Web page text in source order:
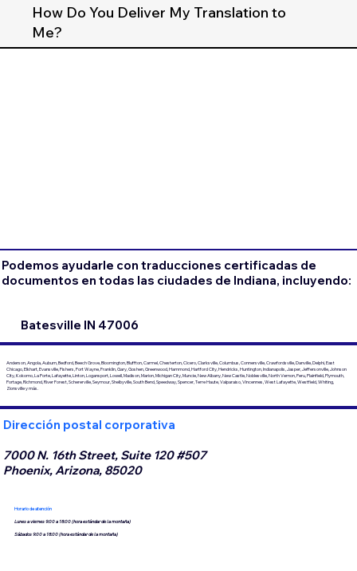
How Do You Deliver My Translation to
Me?
Podemos ayudarle con traducciones certificadas de
documentos en todas las ciudades de Indiana, incluyendo:
Batesville IN 47006
Anderson, Angola, Auburn, Bedford, Beech Grove, Bloomington, Bluffton, Carmel, Chesterton, Cicero, Clarksville, Columbus, Connersville, Crawfordsville, Danville, Delphi, East
Chicago, Elkhart, Evansville, Fishers, Fort Wayne, Franklin, Gary, Goshen, Greenwood, Hammond, Hartford City, Hendricks, Huntington, Indianapolis, Jasper, Jeffersonville, Johnson
City, Kokomo, La Porte, Lafayette, Linton, Logansport, Lowell, Madison, Marion, Michigan City, Muncie, New Albany, New Castle, Noblesville, North Vernon, Peru, Plainfield, Plymouth,
Portage, Richmond, River Forest, Schererville, Seymour, Shelbyville, South Bend, Speedway, Spencer, Terre Haute, Valparaiso, Vincennes, West Lafayette, Westfield, Whiting,
Zionsville y más.
Dirección postal corporativa
7000 N. 16th Street, Suite 120 #507
Phoenix, Arizona, 85020
Horario de atención
Lunes a viernes 9:00 a 18:00 (hora estándar de la montaña)
Sábados 9:00 a 18:00 (hora estándar de la montaña)